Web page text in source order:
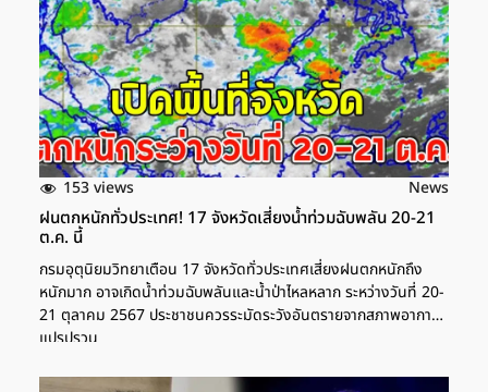
153 views News
ฝนตกหนักทั่วประเทศ! 17 จังหวัดเสี่ยงน้ำท่วมฉับพลัน 20-21
ต.ค. นี้
กรมอุตุนิยมวิทยาเตือน 17 จังหวัดทั่วประเทศเสี่ยงฝนตกหนักถึง
หนักมาก อาจเกิดน้ำท่วมฉับพลันและน้ำป่าไหลหลาก ระหว่างวันที่ 20-
21 ตุลาคม 2567 ประชาชนควรระมัดระวังอันตรายจากสภาพอากาศ
แปรปรวน